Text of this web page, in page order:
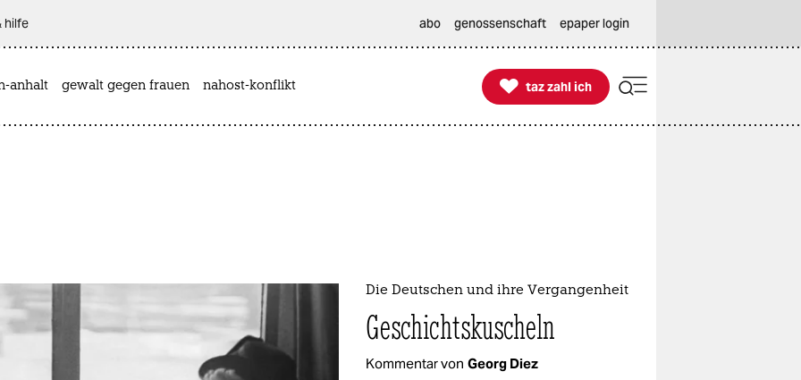
hilfe abo genossenschaft epaper login
anhalt gewalt gegen frauen nahost-konflikt 
taz zahl ich
taz zahl ich
Die Deutschen und ihre Vergangenheit
Geschichtskuscheln
Kommentar von Georg Diez